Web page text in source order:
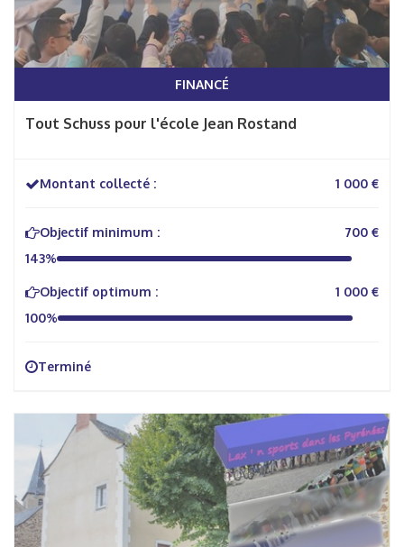
FINANCÉ
Tout Schuss pour l'école Jean Rostand
Montant collecté : 1 000 €
Objectif minimum :
700 €
143%
Objectif optimum :
1 000 €
100%
Terminé